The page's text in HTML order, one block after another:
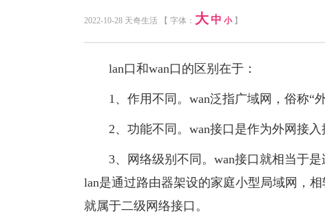
2022-10-28 天奇生活 【 字体： 大 中 小】
lan口和wan口的区别在于：
1、作用不同。wan泛指广域网，俗称“外
2、功能不同。wan接口是作为外网接入
3、网络级别不同。wan接口就相当于是
lan是通过路由器架设的家庭小型局域网，
就属于二级网络接口。